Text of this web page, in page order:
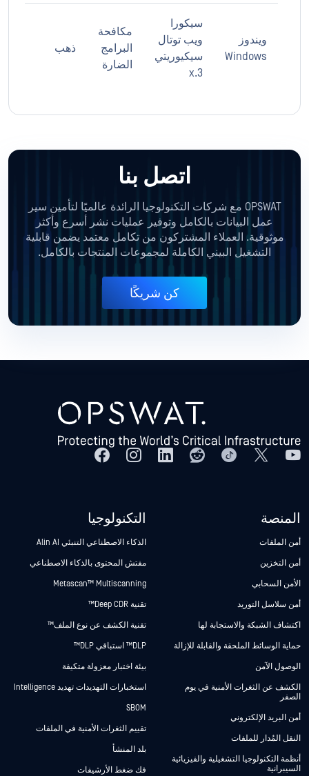
ويندوز
Windows
سيكورا
ويب توتال
سيكيوريتي
3.x
مكافحة
البرامج
الضارة
ذهب
اتصل بنا
OPSWAT مع شركات التكنولوجيا الرائدة عالميًا لتأمين سير
عمل البيانات بالكامل وتوفير عمليات نشر أسرع وأكثر
موثوقية. العملاء المشتركون من تكامل معتمد يضمن قابلية
التشغيل البيني الكاملة لمجموعات المنتجات بالكامل.
كن شريكًا
المنصة
أمن الملفات
أمن التخزين
الأمن السحابي
أمن سلاسل التوريد
اكتشاف الشبكة والاستجابة لها
حماية الوسائط الملحقة والقابلة للإزالة
الوصول الآمن
الكشف عن الثغرات الأمنية في يوم
الصفر
أمن البريد الإلكتروني
النقل المُدار للملفات
أنظمة التكنولوجيا التشغيلية والفيزيائية
السيبرانية
التكنولوجيا
الذكاء الاصطناعي التنبئي Alin AI
مفتش المحتوى بالذكاء الاصطناعي
Metascan™ Multiscanning
تقنية Deep CDR™
تقنية الكشف عن نوع الملف™
DLP™ استباقي DLP™
بيئة اختبار معزولة متكيفة
استخبارات التهديدات تهديد Intelligence
SBOM
تقييم الثغرات الأمنية في الملفات
بلد المنشأ
فك ضغط الأرشيفات